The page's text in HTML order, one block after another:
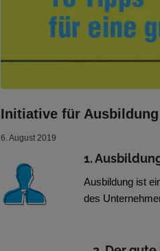
Initiative für Ausbildung
6. August 2019
1.
Ausbildung ist
des